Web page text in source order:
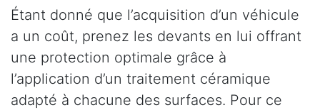
Étant donné que l’acquisition d’un véhicule
a un coût, prenez les devants en lui offrant
une protection optimale grâce à
l’application d’un traitement céramique
adapté à chacune des surfaces. Pour ce